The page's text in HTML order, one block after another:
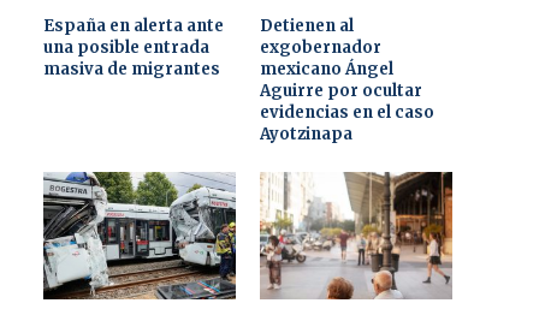
España en alerta ante
una posible entrada
masiva de migrantes
Detienen al
exgobernador
mexicano Ángel
Aguirre por ocultar
evidencias en el caso
Ayotzinapa